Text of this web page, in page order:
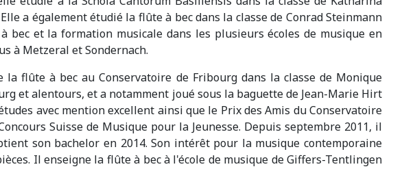
a également étudié la flûte à bec dans la classe de Conrad Steinmann
et la formation musicale dans les plusieurs écoles de musique en
à Metzeral et Sondernach.
la flûte à bec au Conservatoire de Fribourg dans la classe de Monique
et alentours, et a notamment joué sous la baguette de Jean-Marie Hirt
avec mention excellent ainsi que le Prix des Amis du Conservatoire
Suisse de Musique pour la Jeunesse. Depuis septembre 2011, il
son bachelor en 2014. Son intérêt pour la musique contemporaine
Il enseigne la flûte à bec à l'école de musique de Giffers-Tentlingen